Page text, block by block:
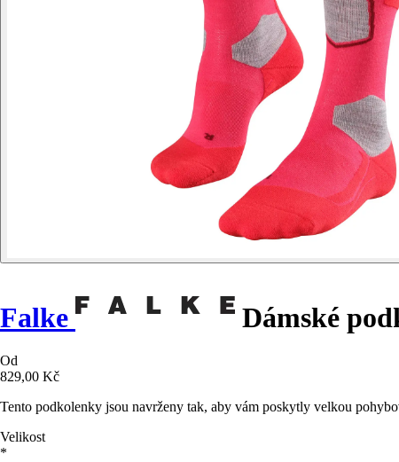
Falke Dámské
Od
829,00 Kč
Tento podkolenky jsou navrženy tak, aby vám poskytly velkou
Velikost
*